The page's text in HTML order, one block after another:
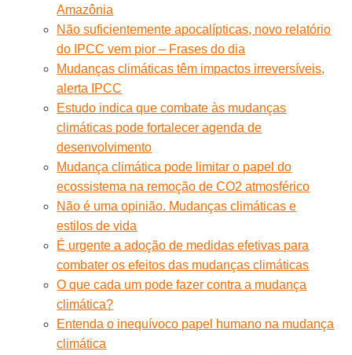
Amazônia
Não suficientemente apocalípticas, novo relatório
do IPCC vem pior – Frases do dia
Mudanças climáticas têm impactos irreversíveis,
alerta IPCC
Estudo indica que combate às mudanças
climáticas pode fortalecer agenda de
desenvolvimento
Mudança climática pode limitar o papel do
ecossistema na remoção de CO2 atmosférico
Não é uma opinião. Mudanças climáticas e
estilos de vida
É urgente a adoção de medidas efetivas para
combater os efeitos das mudanças climáticas
O que cada um pode fazer contra a mudança
climática?
Entenda o inequívoco papel humano na mudança
climática